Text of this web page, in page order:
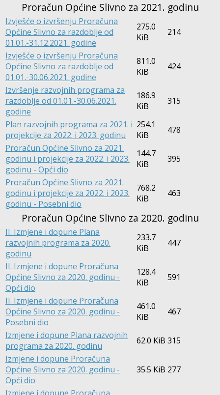
Proračun Općine Slivno za 2021. godinu
Izvješće o izvršenju Proračuna
Općine Slivno za razdoblje od
01.01.-31.12.2021. godine
275.0
KiB
214
Izvješće o izvršenju Proračuna
Općine Slivno za razdoblje od
01.01.-30.06.2021. godine
811.0
KiB
424
Izvršenje razvojnih programa za
razdoblje od 01.01.-30.06.2021.
godine
186.9
KiB
315
Plan razvojnih programa za 2021. i
projekcije za 2022. i 2023. godinu
254.1
KiB
478
Proračun Općine Slivno za 2021.
godinu i projekcije za 2022. i 2023.
godinu - Opći dio
144.7
KiB
395
Proračun Općine Slivno za 2021.
godinu i projekcije za 2022. i 2023.
godinu - Posebni dio
768.2
KiB
463
Proračun Općine Slivno za 2020. godinu
II. Izmjene i dopune Plana
razvojnih programa za 2020.
godinu
233.7
KiB
447
II. Izmjene i dopune Proračuna
Općine Slivno za 2020. godinu -
Opći dio
128.4
KiB
591
II. Izmjene i dopune Proračuna
Općine Slivno za 2020. godinu -
Posebni dio
461.0
KiB
467
Izmjene i dopune Plana razvojnih
programa za 2020. godinu
62.0 KiB 315
Izmjene i dopune Proračuna
Općine Slivno za 2020. godinu -
Opći dio
35.5 KiB 277